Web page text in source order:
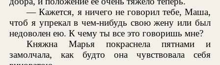
— Кажется, я ничего не говорил тебе, Маша,
чтоб я упрекал в чем-нибудь свою жену или был
недоволен ею. К чему ты все это говоришь мне?
Княжна Марья покраснела пятнами и
замолчала, как будто она чувствовала себя